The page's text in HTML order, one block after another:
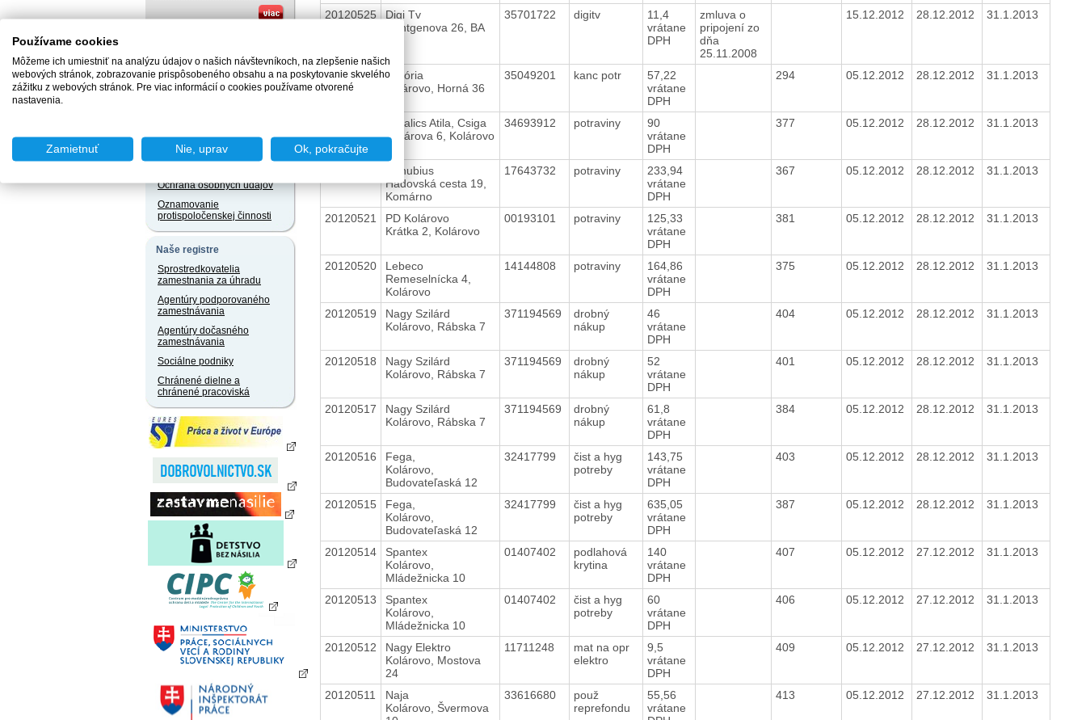
Vzory žiadostí v slovenskom
jazyku a iných jazykoch
Užívateľský servis
Slobodný prístup k
Ochrana osobných údajov
Oznamovanie
protispoločenskej činnosti
Naše registre
Sprostredkovatelia
zamestnania za úhradu
Agentúry podporovaného
zamestnávania
Agentúry dočasného
zamestnávania
Sociálne podniky
Chránené dielne a
chránené pracoviská
20120525
Digi Tv
Rontgenova 26, BA
35701722 digitv
11,4
vrátane
DPH
zmluva o
pripojení zo
dňa
25.11.2008
15.12.2012 28.12.2012 31.1.2013
20120524
Viktória
Kolárovo, Horná 36
35049201 kanc potr
57,22
vrátane
DPH
294 05.12.2012 28.12.2012 31.1.2013
Mihalics Atila, Csiga
Kollárova 6, Kolárovo
34693912 potraviny
90
vrátane
DPH
377 05.12.2012 28.12.2012 31.1.2013
Danubius
Hadovská cesta 19,
Komárno
17643732 potraviny
233,94
vrátane
DPH
367 05.12.2012 28.12.2012 31.1.2013
20120521
PD Kolárovo
Krátka 2, Kolárovo
00193101 potraviny
125,33
vrátane
DPH
381 05.12.2012 28.12.2012 31.1.2013
20120520
Lebeco
Remeselnícka 4,
Kolárovo
14144808 potraviny
164,86
vrátane
DPH
375 05.12.2012 28.12.2012 31.1.2013
20120519
Nagy Szilárd
Kolárovo, Rábska 7
371194569
drobný
nákup
46
vrátane
DPH
404 05.12.2012 28.12.2012 31.1.2013
20120518
Nagy Szilárd
Kolárovo, Rábska 7
371194569
drobný
nákup
52
vrátane
DPH
401 05.12.2012 28.12.2012 31.1.2013
20120517
Nagy Szilárd
Kolárovo, Rábska 7
371194569
drobný
nákup
61,8
vrátane
DPH
384 05.12.2012 28.12.2012 31.1.2013
20120516
Fega,
Kolárovo,
Budovateľaská 12
32417799
čist a hyg
potreby
143,75
vrátane
DPH
403 05.12.2012 28.12.2012 31.1.2013
20120515
Fega,
Kolárovo,
Budovateľaská 12
32417799
čist a hyg
potreby
635,05
vrátane
DPH
387 05.12.2012 28.12.2012 31.1.2013
20120514
Spantex
Kolárovo,
Mládežnicka 10
01407402
podlahová
krytina
140
vrátane
DPH
407 05.12.2012 27.12.2012 31.1.2013
20120513
Spantex
Kolárovo,
Mládežnicka 10
01407402
čist a hyg
potreby
60
vrátane
DPH
406 05.12.2012 27.12.2012 31.1.2013
20120512
Nagy Elektro
Kolárovo, Mostova
24
11711248
mat na opr
elektro
9,5
vrátane
DPH
409 05.12.2012 27.12.2012 31.1.2013
20120511
Naja
Kolárovo, Švermova
33616680
použ
reprefondu
55,56
vrátane
413 05.12.2012 27.12.2012 31.1.2013
Používame cookies
Môžeme ich umiestniť na analýzu údajov o našich návštevníkoch, na zlepšenie našich
webových stránok, zobrazovanie prispôsobeného obsahu a na poskytovanie skvelého
zážitku z webových stránok. Pre viac informácií o cookies používame otvorené
nastavenia.
Zamietnuť Nie, uprav Ok, pokračujte